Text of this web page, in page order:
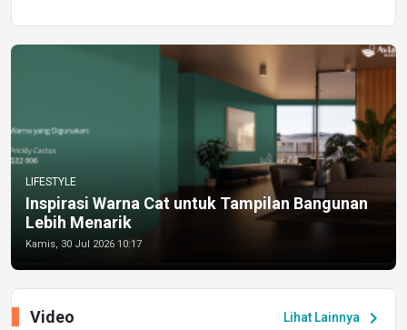
LIFESTYLE
Inspirasi Warna Cat untuk Tampilan Bangunan
Lebih Menarik
Kamis, 30 Jul 2026 10:17
Lihat Lainnya chevron_right
Video